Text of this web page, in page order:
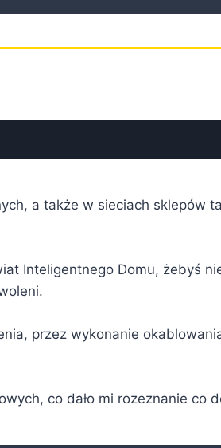
a także w sieciach sklepów
Inteligentnego Domu, żebyś
przez wykonanie
co dało mi rozeznanie co